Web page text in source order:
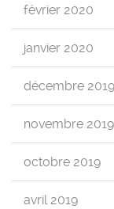
février 2020
janvier 2020
décembre 2019
novembre 2019
octobre 2019
avril 2019